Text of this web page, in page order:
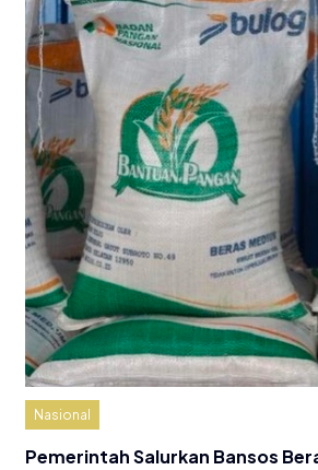
Nasional
Pemerintah Salurkan Bansos